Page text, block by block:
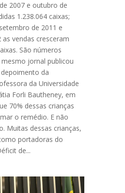
2007 e outubro de
1.238.064 caixas;
de 2011 e
vendas cresceram
São números
jornal publicou
da
da Universidade
Forli Bautheney, em
70% dessas crianças
o remédio. E não
Muitas dessas crianças,
portadoras do
de...